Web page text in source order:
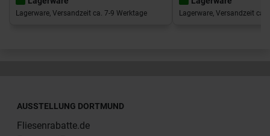
Lagerware, Versandzeit ca. 7-9 Werktage Lagerware, Versandzeit ca.
AUSSTELLUNG DORTMUND
Fliesenrabatte.de